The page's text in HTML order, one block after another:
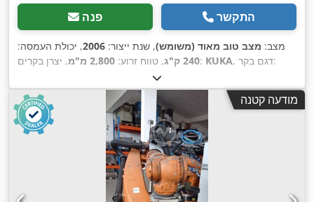
פנה התקשר
מצב: מצב טוב מאוד (משומש), שנת ייצור: 2006, יכולת העמסה:
240 ק"ג
, טווח זרוע: 2,800 מ"מ , יצרן בקרים: KUKA
, דגם בקר:
מודעה קטנה